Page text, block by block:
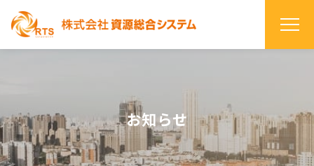
お知らせ